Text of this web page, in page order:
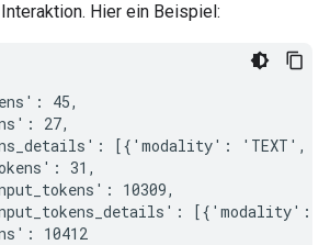
Hier ein Beispiel:
45,
27,
[{'modality': 'TEXT',
31,
10309,
[{'modality':
10412